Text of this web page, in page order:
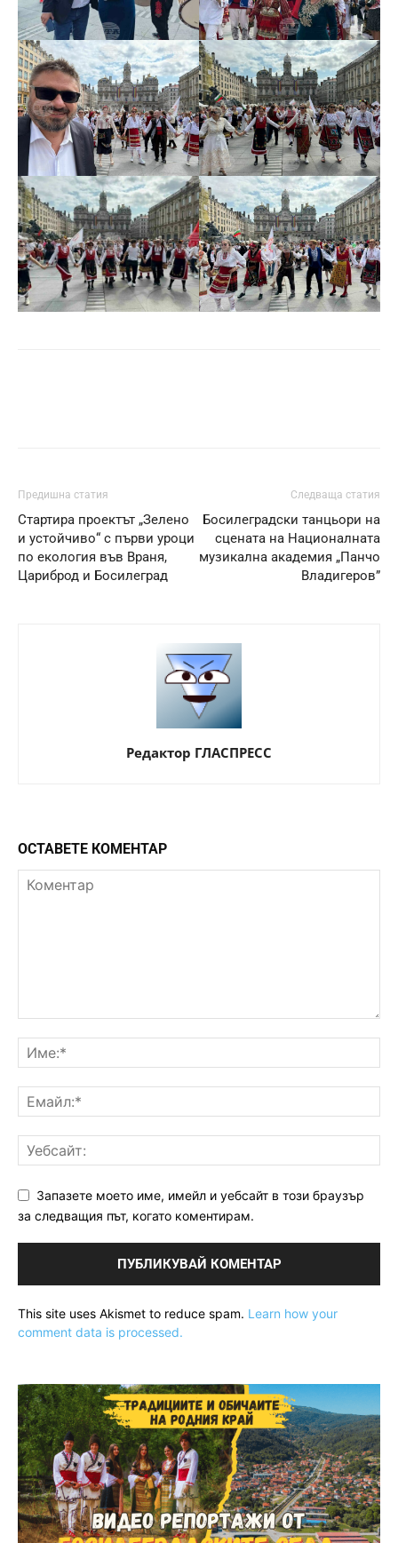
Предишна статия
Стартира проектът „Зелено
и устойчиво“ с първи уроци
по екология във Враня,
Цариброд и Босилеград
Следваща статия
Босилеградски танцьори на
сцената на Националната
музикална академия „Панчо
Владигеров”
Редактор ГЛАСПРЕСС
ОСТАВЕТЕ КОМЕНТАР
Запазете моето име, имейл и уебсайт в този браузър
за следващия път, когато коментирам.
This site uses Akismet to reduce spam. Learn how your
comment data is processed.